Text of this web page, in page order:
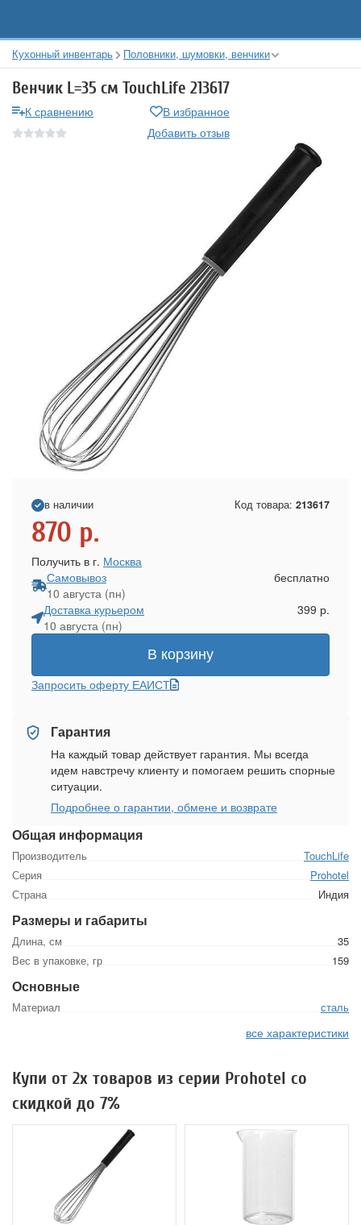
Кухонный инвентарь Половники, шумовки, венчики
Венчик L=35 см TouchLife 213617
К сравнению
В избранное
Добавить отзыв
Общая информация
Производитель
TouchLife
Серия
Prohotel
Страна
Индия
Размеры и габариты
Длина, см
35
Вес в упаковке, гр
159
Основные
Материал сталь
все характеристики
в наличии Код товара: 213617
870 р.
Получить в г. Москва
Самовывоз
10 августа (пн)
бесплатно
Доставка курьером
10 августа (пн)
399 р.
В корзину
Запросить оферту ЕАИСТ
Гарантия
На каждый товар действует гарантия. Мы всегда
идем навстречу клиенту и помогаем решить спорные
ситуации.
Подробнее о гарантии, обмене и возврате
Купи от 2х товаров из серии Prohotel со
скидкой до 7%